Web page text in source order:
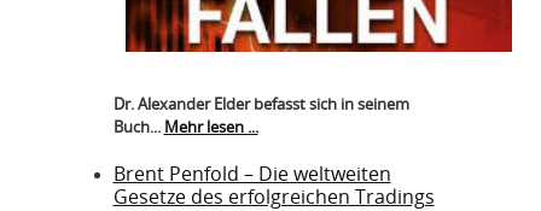
Dr. Alexander Elder befasst sich in seinem
Buch... Mehr lesen ...
Brent Penfold – Die weltweiten
Gesetze des erfolgreichen Tradings